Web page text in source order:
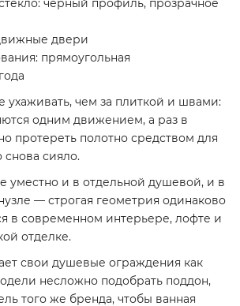
чёрный профиль, прозрачное
двери
прямоугольная
ухаживать, чем за плиткой и швами:
одним движением, а раз в
протереть полотно средством для
снова сияло.
уместно и в отдельной душевой, и в
— строгая геометрия одинаково
в современном интерьере, лофте и
отделке.
свои душевые ограждения как
несложно подобрать поддон,
того же бренда, чтобы ванная